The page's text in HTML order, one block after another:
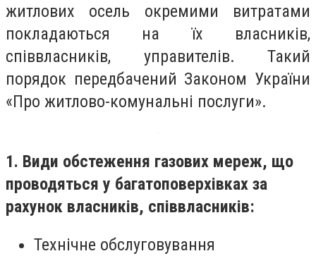
житлових осель окремими витратами
покладаються на їх власників,
співвласників, управителів. Такий
порядок передбачений Законом України
«Про житлово-комунальні послуги».
1. Види обстеження газових мереж, що
проводяться у багатоповерхівках за
рахунок власників, співвласників:
Технічне обслуговування